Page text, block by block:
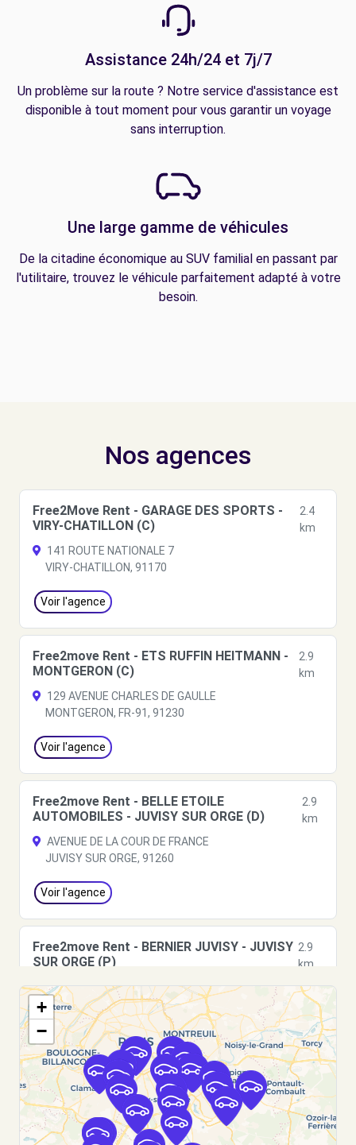
Assistance 24h/24 et 7j/7
Un problème sur la route ? Notre service d'assistance est
disponible à tout moment pour vous garantir un voyage
sans interruption.
Une large gamme de véhicules
De la citadine économique au SUV familial en passant par
l'utilitaire, trouvez le véhicule parfaitement adapté à votre
besoin.
Nos agences
Free2Move Rent - GARAGE DES SPORTS -
VIRY-CHATILLON (C)
2.4
km
141 ROUTE NATIONALE 7
VIRY-CHATILLON, 91170
Voir l'agence
Free2move Rent - ETS RUFFIN HEITMANN -
MONTGERON (C)
2.9
km
129 AVENUE CHARLES DE GAULLE
MONTGERON, FR-91, 91230
Voir l'agence
Free2move Rent - BELLE ETOILE
AUTOMOBILES - JUVISY SUR ORGE (D)
2.9
km
AVENUE DE LA COUR DE FRANCE
JUVISY SUR ORGE, 91260
Voir l'agence
Free2move Rent - BERNIER JUVISY - JUVISY
SUR ORGE (P)
2.9
km
38 AVENUE DE LA COUR DE FRANCE
JUVISY SUR ORGE, FR-91, 91260
Voir l'agence
Free2Move Rent - BELLE ETOILE
AUTOMOBILES - JUVISY SUR ORGE (C)
3.7
5 BOULEVARD DE FONTAINEBLEAU
+
−